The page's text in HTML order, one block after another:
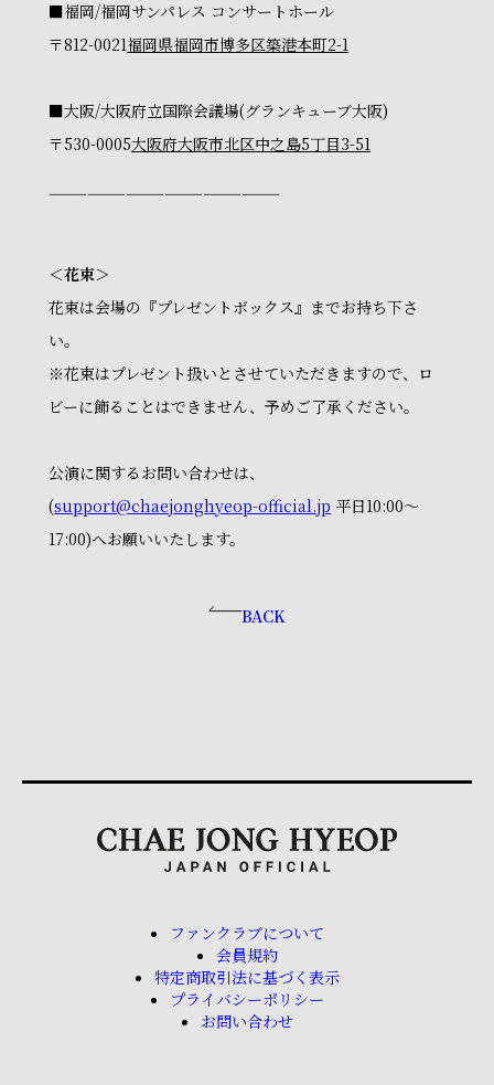
■福岡/福岡サンパレス コンサートホール
〒812-0021福岡県福岡市博多区築港本町2-1
■大阪/大阪府立国際会議場(グランキューブ大阪)
〒530-0005大阪府大阪市北区中之島5丁目3-51
——————————————————
＜花束＞
花束は会場の『プレゼントボックス』までお持ち下さ
い。
※花束はプレゼント扱いとさせていただきますので、ロ
ビーに飾ることはできません、予めご了承ください。
公演に関するお問い合わせは、
(support@chaejonghyeop-official.jp 平日10:00～
17:00)へお願いいたします。
BACK
ファンクラブについて
会員規約
特定商取引法に基づく表示
プライバシーポリシー
お問い合わせ